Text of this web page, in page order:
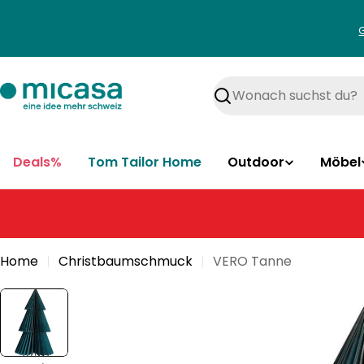
Suchen
Deals% Tom Tailor Home Outdoor Möbel
Home Christbaumschmuck VERO Tanne